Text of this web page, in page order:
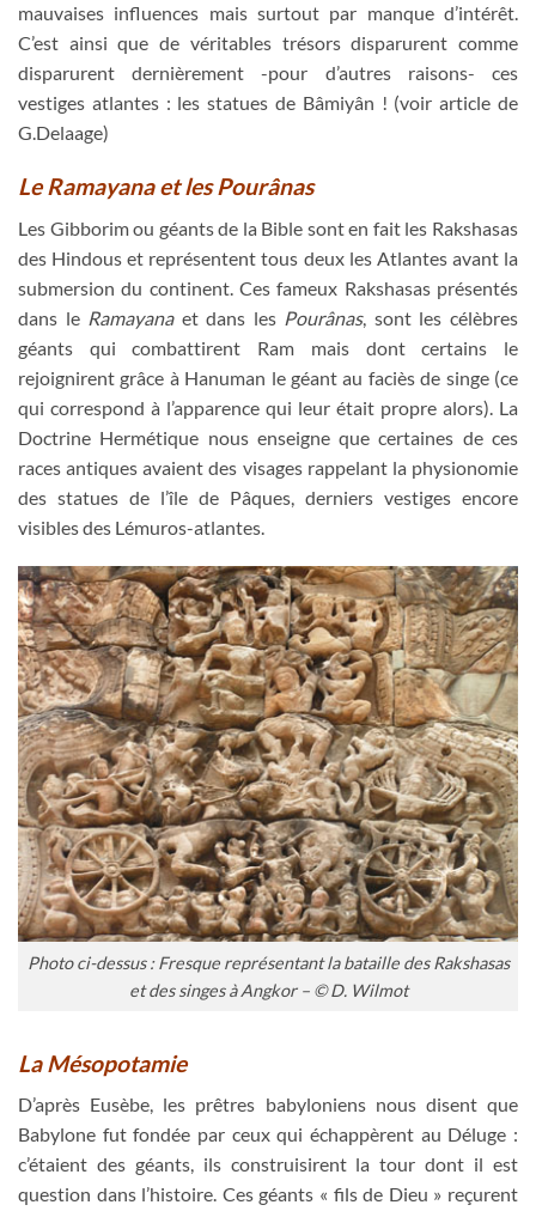
mauvaises influences mais surtout par manque d’intérêt.
C’est ainsi que de véritables trésors disparurent comme
disparurent dernièrement -pour d’autres raisons- ces
vestiges atlantes : les statues de Bâmiyân ! (voir article de
G.Delaage)
Le Ramayana et les Pourânas
Les Gibborim ou géants de la Bible sont en fait les Rakshasas
des Hindous et représentent tous deux les Atlantes avant la
submersion du continent. Ces fameux Rakshasas présentés
dans le Ramayanaet dans les Pourânas, sont les célèbres
géants qui combattirent Ram mais dont certains le
rejoignirent grâce à Hanuman le géant au faciès de singe (ce
qui correspond à l’apparence qui leur était propre alors). La
Doctrine Hermétique nous enseigne que certaines de ces
races antiques avaient des visages rappelant la physionomie
des statues de l’île de Pâques, derniers vestiges encore
visibles des Lémuros-atlantes.
Photo ci-dessus : Fresque représentant la bataille des Rakshasas
et des singes à Angkor – © D. Wilmot
La Mésopotamie
D’après Eusèbe, les prêtres babyloniens nous disent que
Babylone fut fondée par ceux qui échappèrent au Déluge :
c’étaient des géants, ils construisirent la tour dont il est
question dans l’histoire. Ces géants « fils de Dieu » reçurent